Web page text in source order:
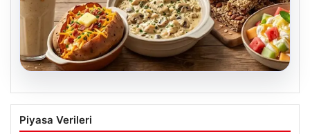
06.08.2026
Tartıdaki Rakamları Artırmak İçin
Sağlıklı ve Yüksek Kalorili 5 Tarif
Piyasa Verileri